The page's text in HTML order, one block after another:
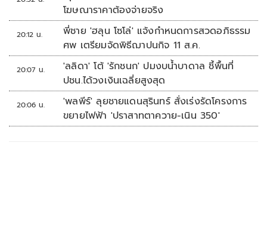
โฆษณาราคาต้องจ่ายจริง
20:12 น.
พี่ชาย 'ฮลุน โซโล่' แจ้งกำหนดการสวดอภิธรรม
ศพ เตรียมจัดพิธีฌาปนกิจ 11 ส.ค.
20:07 น.
'ลลิดา' โต้ 'รักชนก' ปมงบน้ำบาดาล ชี้พื้นที่
ปชน.ได้วงเงินเฉลี่ยสูงสุด
20:06 น.
'พลพีร์' ลุยชายแดนสุรินทร์ สั่งเร่งรัดโครงการ
ขยายไฟฟ้า 'ปราสาทตาควาย-เนิน 350'